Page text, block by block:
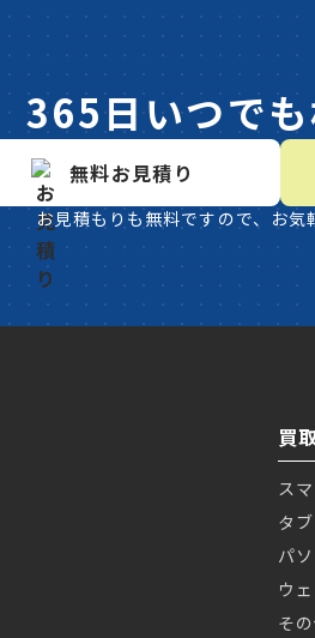
365日いつで
無料お見積り
お見積もりも無料ですので、お
買
ス
タ
パ
ウ
そ